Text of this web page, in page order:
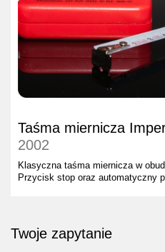
Taśma miernicza
2002
Klasyczna taśma miernicza w
Przycisk stop oraz automatyczny
Twoje zapytanie